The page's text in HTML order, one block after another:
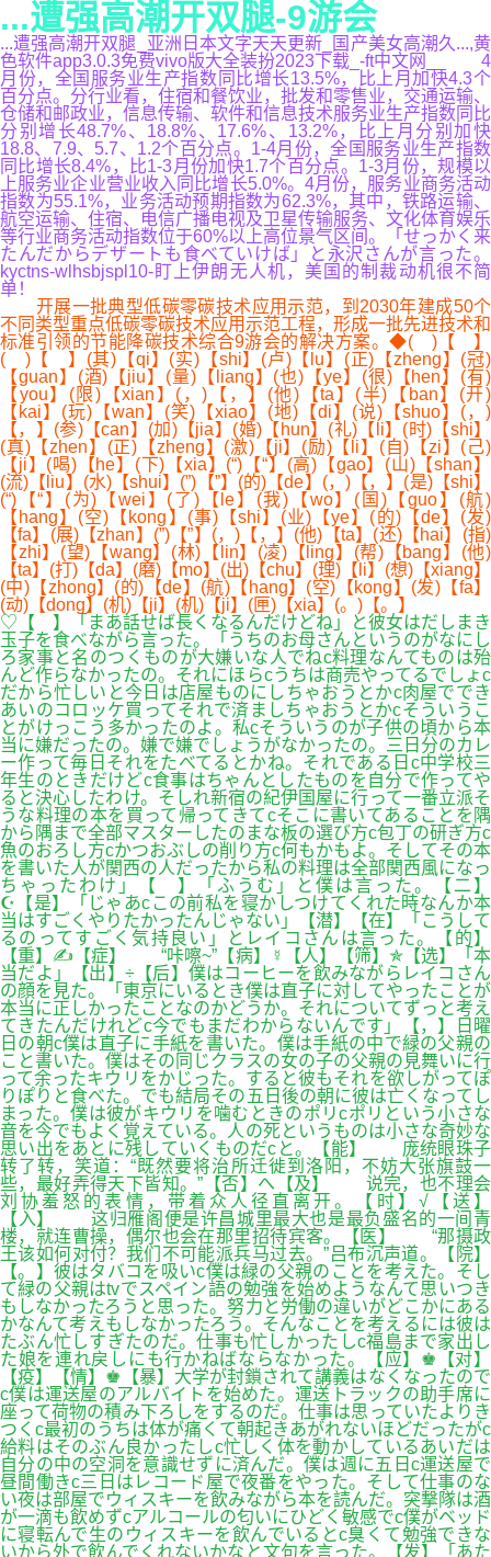
...遭强高潮开双腿-9游会
...遭强高潮开双腿_亚洲日本文字天天更新_国产美女高潮久...,黄
色软件app3.0.3免费vivo版大全装扮2023下载_-ft中文网__ 4
月份，全国服务业生产指数同比增长13.5%，比上月加快4.3个
百分点。分行业看，住宿和餐饮业，批发和零售业，交通运输、
仓储和邮政业，信息传输、软件和信息技术服务业生产指数同比
分别增长48.7%、18.8%、17.6%、13.2%，比上月分别加快
18.8、7.9、5.7、1.2个百分点。1-4月份，全国服务业生产指数
同比增长8.4%，比1-3月份加快1.7个百分点。1-3月份，规模以
上服务业企业营业收入同比增长5.0%。4月份，服务业商务活动
指数为55.1%，业务活动预期指数为62.3%，其中，铁路运输、
航空运输、住宿、电信广播电视及卫星传输服务、文化体育娱乐
等行业商务活动指数位于60%以上高位景气区间。「せっかく来
たんだからデザートも食べていけば」と永沢さんが言った。
kyctns-wlhsbjspl10-盯上伊朗无人机，美国的制裁动机很不简
单！
开展一批典型低碳零碳技术应用示范，到2030年建成50个
不同类型重点低碳零碳技术应用示范工程，形成一批先进技术和
标准引领的节能降碳技术综合9游会的解决方案。◆( )【 】
( )【 】(其)【qi】(实)【shi】(卢)【lu】(正)【zheng】(冠)
【guan】(酒)【jiu】(量)【liang】(也)【ye】(很)【hen】(有)
【you】(限)【xian】(，)【，】(他)【ta】(半)【ban】(开)
【kai】(玩)【wan】(笑)【xiao】(地)【di】(说)【shuo】(，)
【，】(参)【can】(加)【jia】(婚)【hun】(礼)【li】(时)【shi】
(真)【zhen】(正)【zheng】(激)【ji】(励)【li】(自)【zi】(己)
【ji】(喝)【he】(下)【xia】(“)【“】(高)【gao】(山)【shan】
(流)【liu】(水)【shui】(”)【”】(的)【de】(，)【，】(是)【shi】
(“)【“】(为)【wei】(了)【le】(我)【wo】(国)【guo】(航)
【hang】(空)【kong】(事)【shi】(业)【ye】(的)【de】(发)
【fa】(展)【zhan】(”)【”】(，)【，】(他)【ta】(还)【hai】(指)
【zhi】(望)【wang】(林)【lin】(凌)【ling】(帮)【bang】(他)
【ta】(打)【da】(磨)【mo】(出)【chu】(理)【li】(想)【xiang】
(中)【zhong】(的)【de】(航)【hang】(空)【kong】(发)【fa】
(动)【dong】(机)【ji】(机)【ji】(匣)【xia】(。)【。】
♡【 】「まあ話せば長くなるんだけどね」と彼女はだしまき
玉子を食べながら言った。「うちのお母さんというのがなにし
ろ家事と名のつくものが大嫌いな人でねc料理なんてものは殆
んど作らなかったの。それにほらcうちは商売やってるでしょc
だから忙しいと今日は店屋ものにしちゃおうとかc肉屋ででき
あいのコロッケ買ってそれで済ましちゃおうとかcそういうこ
とがけっこう多かったのよ。私cそういうのが子供の頃から本
当に嫌だったの。嫌で嫌でしょうがなかったの。三日分のカレ
ー作って毎日それをたべてるとかね。それである日c中学校三
年生のときだけどc食事はちゃんとしたものを自分で作ってや
ると決心したわけ。そしれ新宿の紀伊国屋に行って一番立派そ
うな料理の本を買って帰ってきてcそこに書いてあることを隅
から隅まで全部マスターしたのまな板の選び方c包丁の研ぎ方c
魚のおろし方cかつおぶしの削り方c何もかもよ。そしてその本
を書いた人が関西の人だったから私の料理は全部関西風になっ
ちゃったわけ」【 】「ふうむ」と僕は言った。【二】
☪【是】「じゃあcこの前私を寝かしつけてくれた時なんか本
当はすごくやりたかったんじゃない」【潜】【在】「こうして
るのってすごく気持良い」とレイコさんは言った。【的】
【重】✍【症】 “咔嚓~”【病】☿【人】【筛】✯【选】「本
当だよ」【出】÷【后】僕はコーヒーを飲みながらレイコさん
の顔を見た。「東京にいるとき僕は直子に対してやったことが
本当に正しかったことなのかどうか。それについてずっと考え
てきたんだけれどc今でもまだわからないんです」【，】日曜
日の朝c僕は直子に手紙を書いた。僕は手紙の中で緑の父親の
こと書いた。僕はその同じクラスの女の子の父親の見舞いに行
って余ったキウリをかじった。すると彼もそれを欲しがってぽ
りぽりと食べた。でも結局その五日後の朝に彼は亡くなってし
まった。僕は彼がキウリを噛むときのポリcポリという小さな
音を今でもよく覚えている。人の死というものは小さな奇妙な
思い出をあとに残していくものだcと。【能】 庞统眼珠子
转了转，笑道：“既然要将治所迁徙到洛阳，不妨大张旗鼓一
些，最好弄得天下皆知。”【否】へ【及】 说完，也不理会
刘协羞怒的表情，带着众人径直离开。【时】√【送】
【入】 这归雁阁便是许昌城里最大也是最负盛名的一间青
楼，就连曹操，偶尔也会在那里招待宾客。【医】 “那摄政
王该如何对付？我们不可能派兵马过去。”吕布沉声道。【院】
【。】彼はタバコを吸いc僕は緑の父親のことを考えた。そし
て緑の父親はtvでスペイン語の勉強を始めようなんて思いつき
もしなかったろうと思った。努力と労働の違いがどこかにある
かなんて考えもしなかったろう。そんなことを考えるには彼は
たぶん忙しすぎたのだ。仕事も忙しかったしc福島まで家出し
た娘を連れ戻しにも行かねばならなかった。【应】♚【对】
【疫】【情】♚【暴】大学が封鎖されて講義はなくなったので
c僕は運送屋のアルバイトを始めた。運送トラックの助手席に
座って荷物の積み下ろしをするのだ。仕事は思っていたよりき
つくc最初のうちは体が痛くて朝起きあがれないほどだったがc
給料はそのぶん良かったしc忙しく体を動かしているあいだは
自分の中の空洞を意識せずに済んだ。僕は週に五日c運送屋で
昼間働きc三日はレコード屋で夜番をやった。そして仕事のな
い夜は部屋でウィスキーを飲みながら本を読んだ。突撃隊は酒
が一滴も飲めずcアルコールの匂いにひどく敏感でc僕がベッド
に寝転んで生のウィスキーを飲んでいるとc臭くて勉強できな
いから外で飲んでくれないかなと文句を言った。【发】「あた